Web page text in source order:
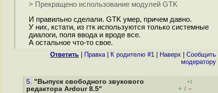
> Прекращено использование модулей GTK
И правильно сделали. GTK умер, причем давно.
У них, кстати, из гтк используются только системные
диалоги, поля ввода и вроде все.
А остальное что-то свое.
Ответить Правка| К родителю #1 Наверх
Cообщить
модератору
5. "Выпуск свободного звукового
редактора Ardour 8.5"
+1
+ / –